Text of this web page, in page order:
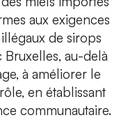
aux exigences
de sirops
au-delà
à améliorer le
en établissant
communautaire.